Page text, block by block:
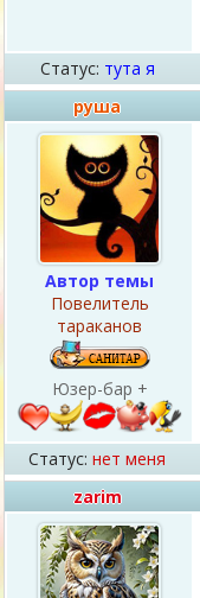
Статус: тута я
руша
Автор темы
Повелитель
тараканов
Юзер-бар +
Статус: нет меня
zarim